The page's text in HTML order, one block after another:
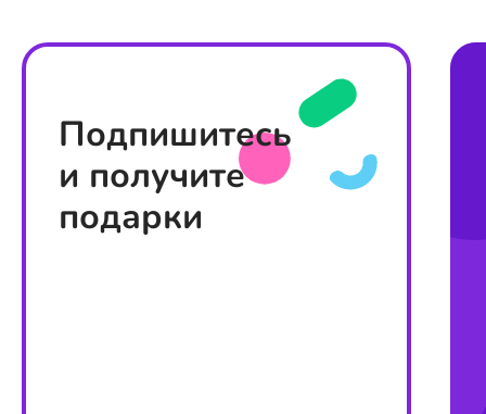
Подпишитесь
и получите
подарки